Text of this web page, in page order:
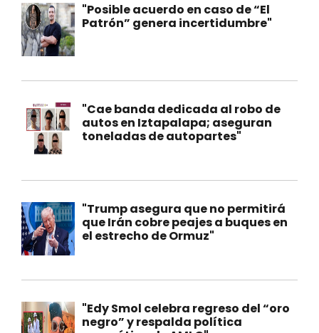
"Posible acuerdo en caso de “El
Patrón” genera incertidumbre"
"Cae banda dedicada al robo de
autos en Iztapalapa; aseguran
toneladas de autopartes"
"Trump asegura que no permitirá
que Irán cobre peajes a buques en
el estrecho de Ormuz"
"Edy Smol celebra regreso del “oro
negro” y respalda política